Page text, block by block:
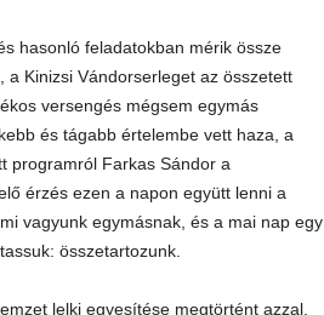
hasonló feladatokban mérik össze
Kinizsi Vándorserleget az összetett
versengés mégsem egymás
és tágabb értelembe vett haza, a
programról Farkas Sándor a
érzés ezen a napon együtt lenni a
vagyunk egymásnak, és a mai nap egy
összetartozunk.
lelki egyesítése megtörtént azzal,